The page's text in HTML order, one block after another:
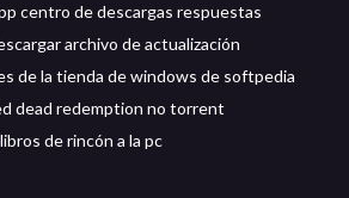
centro de descargas respuestas
archivo de actualización
de la tienda de windows de softpedia
dead redemption no torrent
de rincón a la pc